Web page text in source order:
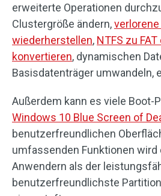
erweiterte Operationen
Clustergröße ändern,
wiederherstellen, NTFS zu
konvertieren, dynamischen
Basisdatenträger umwandeln,
Außerdem kann es viele Boot-
Windows 10 Blue Screen of
benutzerfreundlichen
umfassenden Funktionen
Anwendern als der
benutzerfreundlichste